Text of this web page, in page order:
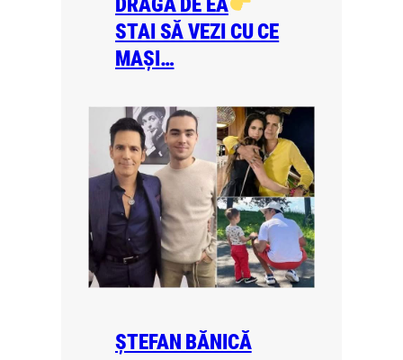
STAI SĂ VEZI CU CE
MAȘI…
ȘTEFAN BĂNICĂ